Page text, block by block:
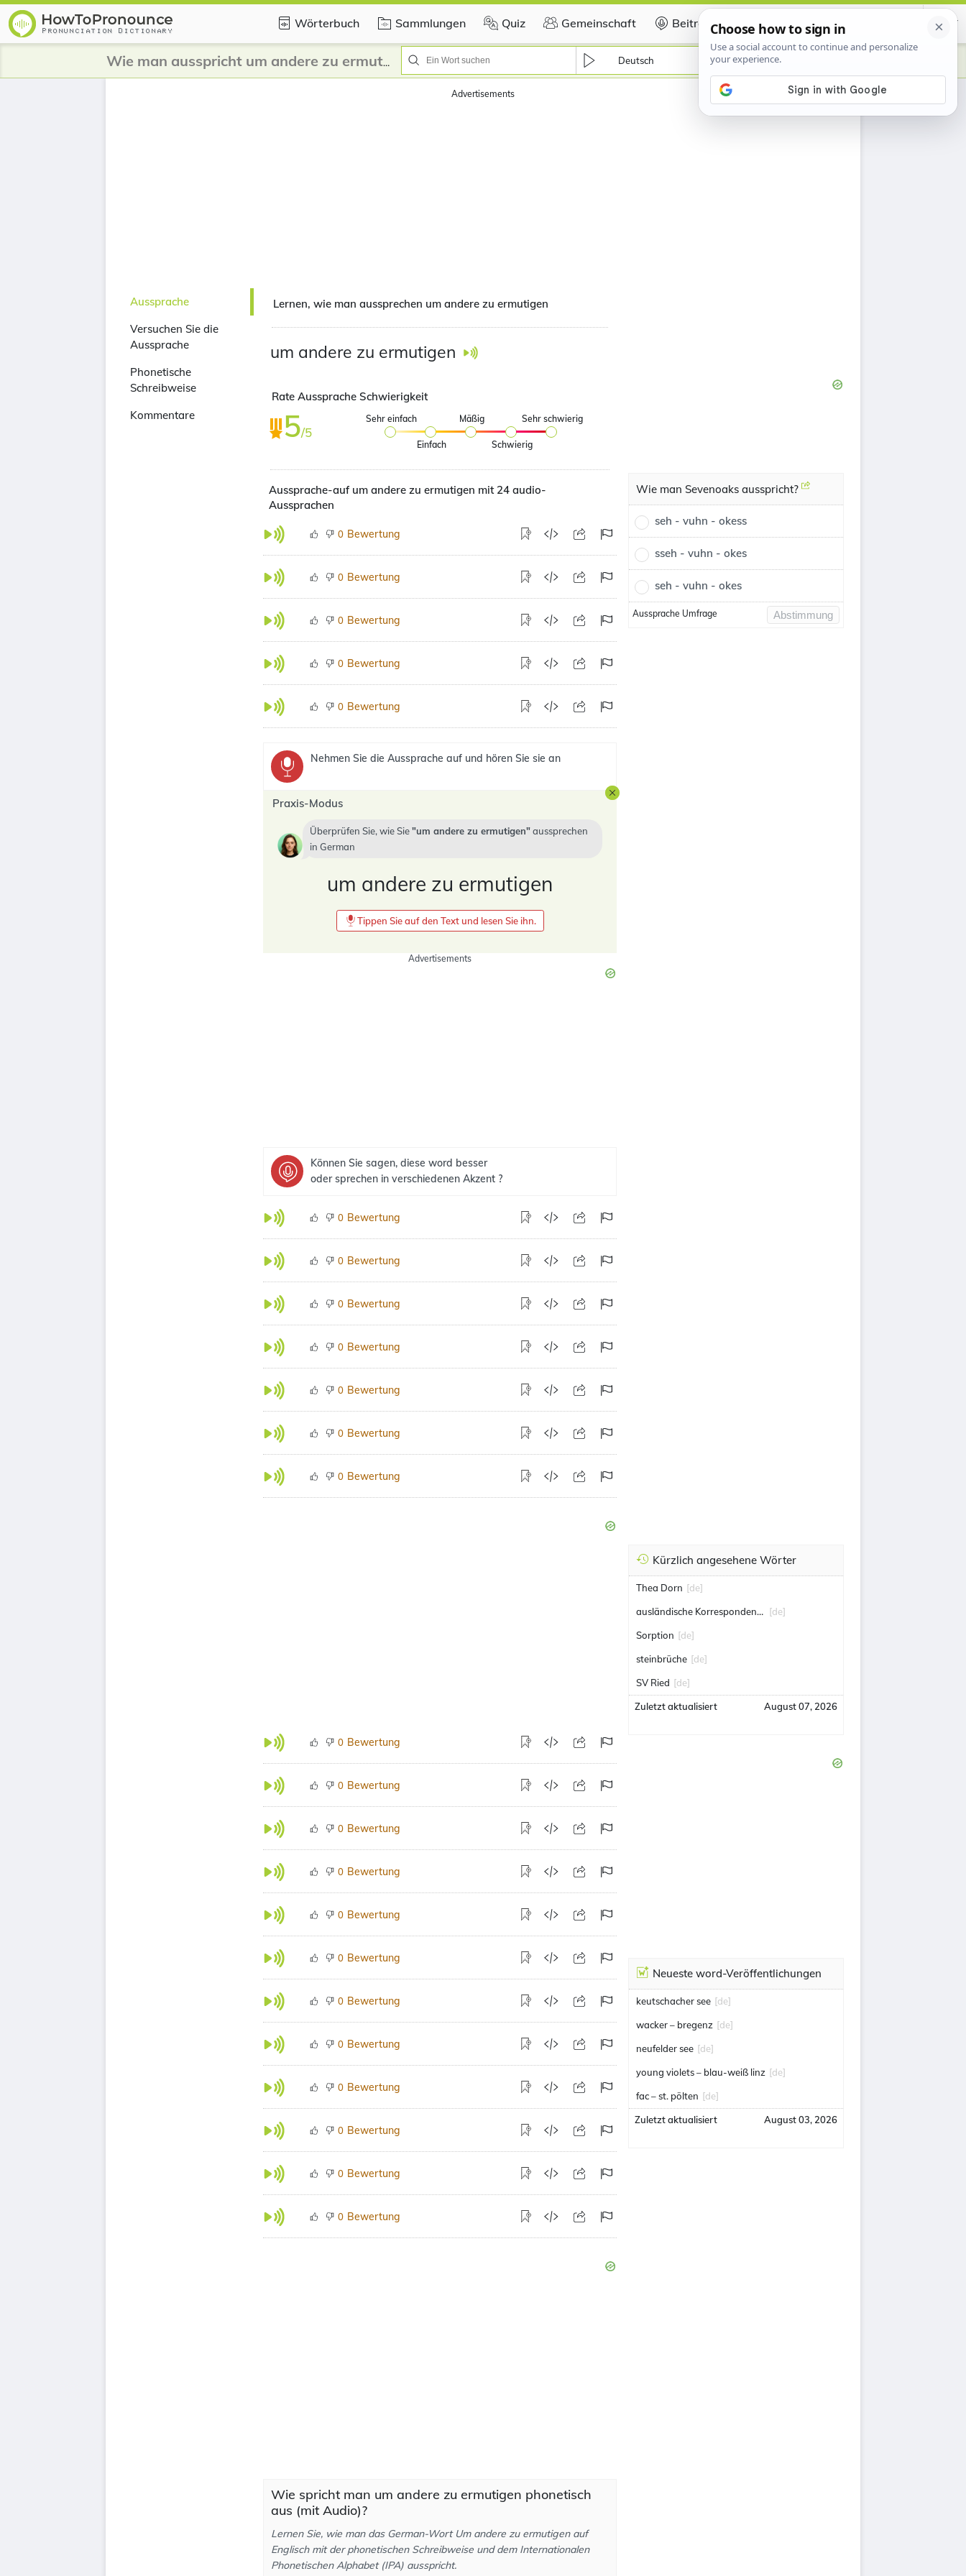
Wörterbuch Sammlungen Quiz Gemeinschaft Beitragen Certificate
Wie man ausspricht um andere zu ermutigen? Deutsch
Advertisements
Aussprache
Versuchen Sie die
Aussprache
Phonetische
Schreibweise
Kommentare
Lernen, wie man aussprechen um andere zu ermutigen
um andere zu ermutigen
Rate Aussprache Schwierigkeit
5/5
Sehr einfach
Einfach
Mäßig
Schwierig
Sehr schwierig
Aussprache-auf um andere zu ermutigen mit 24 audio-
Aussprachen
0 Bewertung
0 Bewertung
0 Bewertung
0 Bewertung
0 Bewertung
Nehmen Sie die Aussprache auf und hören Sie sie an
Praxis-Modus
Überprüfen Sie, wie Sie um andere zu ermutigen
aussprechen
in German
um andere zu ermutigen
Tippen Sie auf den Text und lesen Sie ihn.
Advertisements
Können Sie sagen, diese word besser
oder sprechen in verschiedenen Akzent ?
0 Bewertung
0 Bewertung
0 Bewertung
0 Bewertung
0 Bewertung
0 Bewertung
0 Bewertung
0 Bewertung
0 Bewertung
0 Bewertung
0 Bewertung
0 Bewertung
0 Bewertung
0 Bewertung
0 Bewertung
0 Bewertung
0 Bewertung
0 Bewertung
0 Bewertung
Wie spricht man um andere zu ermutigen phonetisch
aus (mit Audio)?
Lernen Sie, wie man das German-Wort Um andere zu ermutigen auf
Englisch mit der phonetischen Schreibweise und dem Internationalen
Phonetischen Alphabet (IPA) ausspricht.
Wie man Sevenoaks ausspricht?
seh - vuhn - okess
sseh - vuhn - okes
seh - vuhn - okes
Aussprache Umfrage Abstimmung
Kürzlich angesehene Wörter
Thea Dorn [de]
ausländische Korrespondenten [de]
Sorption [de]
steinbrüche [de]
SV Ried [de]
Zuletzt aktualisiert August 07, 2026
Neueste word-Veröffentlichungen
keutschacher see [de]
wacker – bregenz [de]
neufelder see [de]
young violets – blau-weiß linz [de]
fac – st. pölten [de]
Zuletzt aktualisiert August 03, 2026